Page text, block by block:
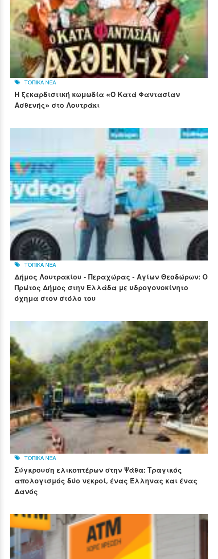
ΤΟΠΙΚΑ ΝΕΑ
Η ξεκαρδιστική κωμωδία «Ο Κατά Φαντασίαν
Ασθενής» στο Λουτράκι
ΤΟΠΙΚΑ ΝΕΑ
Δήμος Λουτρακίου - Περαχώρας - Αγίων Θεοδώρων: Ο
Πρώτος Δήμος στην Ελλάδα με υδρογονοκίνητο
όχημα στον στόλο του
ΤΟΠΙΚΑ ΝΕΑ
Σύγκρουση ελικοπτέρων στην Ψάθα: Τραγικός
απολογισμός δύο νεκροί, ένας Έλληνας και ένας
Δανός